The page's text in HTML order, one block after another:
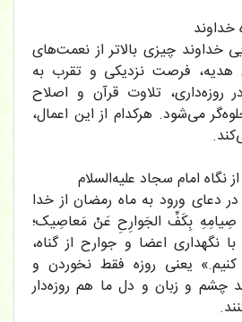
خداوند
خداوند چیزی بالاتر از نعمت‌های
هدیه، فرصت نزدیکی و تقرب به
تلاوت قرآن و اصلاح
می‌شود. هرکدام از این اعمال،
نگاه امام سجاد علیه‌السلام
در دعای ورود به ماه رمضان از خدا
صِیامِهِ بِکَفِّ الجَوارِحِ عَنْ مَعاصِیک؛
نگهداری اعضا و جوارح از گناه،
یعنی روزه فقط نخوردن و
چشم و زبان و دل ما هم روزه‌دار